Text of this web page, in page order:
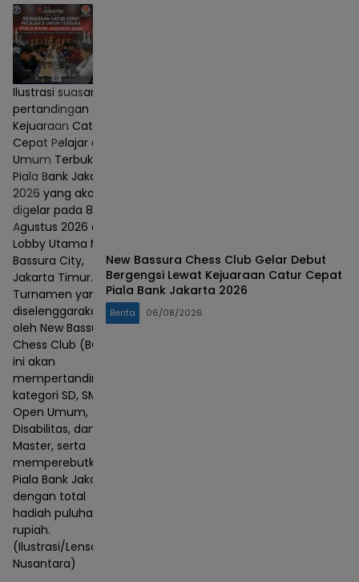
Ilustrasi suasana
pertandingan
Kejuaraan Catur
Cepat Pelajar dan
Umum Terbuka
Piala Bank Jakarta
2026 yang akan
digelar pada 8–9
Agustus 2026 di
Lobby Utama Mall
Bassura City,
Jakarta Timur.
Turnamen yang
diselenggarakan
oleh New Bassura
Chess Club (BCC)
ini akan
mempertandingkan
kategori SD, SMP,
Open Umum,
Disabilitas, dan
Master, serta
memperebutkan
Piala Bank Jakarta
dengan total
hadiah puluhan juta
rupiah.
(Ilustrasi/Lensa
Nusantara)
New Bassura Chess Club Gelar Debut
Bergengsi Lewat Kejuaraan Catur Cepat
Piala Bank Jakarta 2026
Berita 06/08/2026